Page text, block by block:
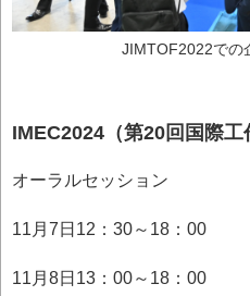
JIMTOF2022での
IMEC2024（第20回国際工
オーラルセッション
11月7日12：30～18：00
11月8日13：00～18：00